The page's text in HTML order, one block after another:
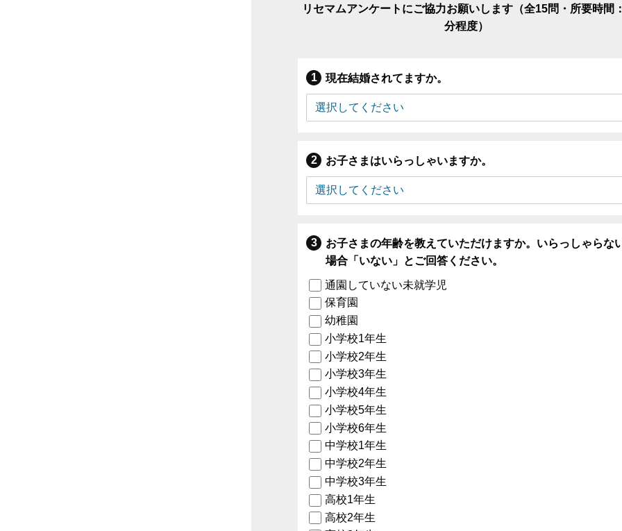
リセマムアンケートにご協力お願いします（全15問・所要時間
分程度）
現在結婚されてますか。
お子さまはいらっしゃいますか。
お子さまの年齢を教えていただけますか。いらっしゃらな
場合「いない」とご回答ください。
通園していない未就学児
保育園
幼稚園
小学校1年生
小学校2年生
小学校3年生
小学校4年生
小学校5年生
小学校6年生
中学校1年生
中学校2年生
中学校3年生
高校1年生
高校2年生